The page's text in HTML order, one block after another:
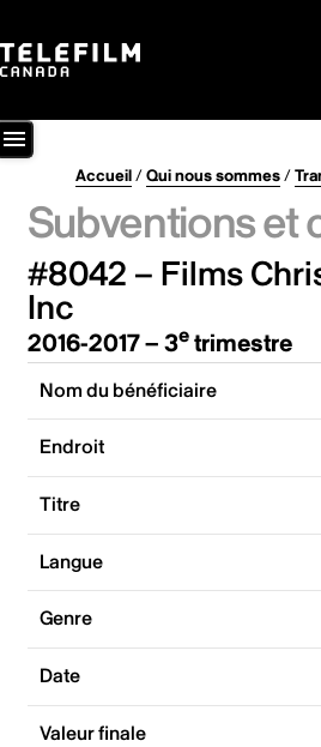
Accueil/Qui nous sommes/
Subventions et
#8042 – Films
Inc
2016-2017 – 3etrimestre
Nom du bénéficiaire
Endroit
Titre
Langue
Genre
Date
Valeur finale